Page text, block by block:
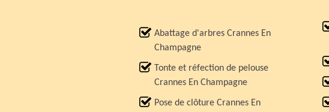
Abattage d'arbres Crannes En
Champagne
Tonte et réfection de pelouse
Crannes En Champagne
Pose de clôture Crannes En